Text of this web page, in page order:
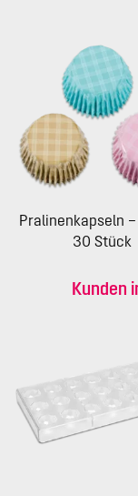
Pralinenkapseln
30 Stück
Kunden